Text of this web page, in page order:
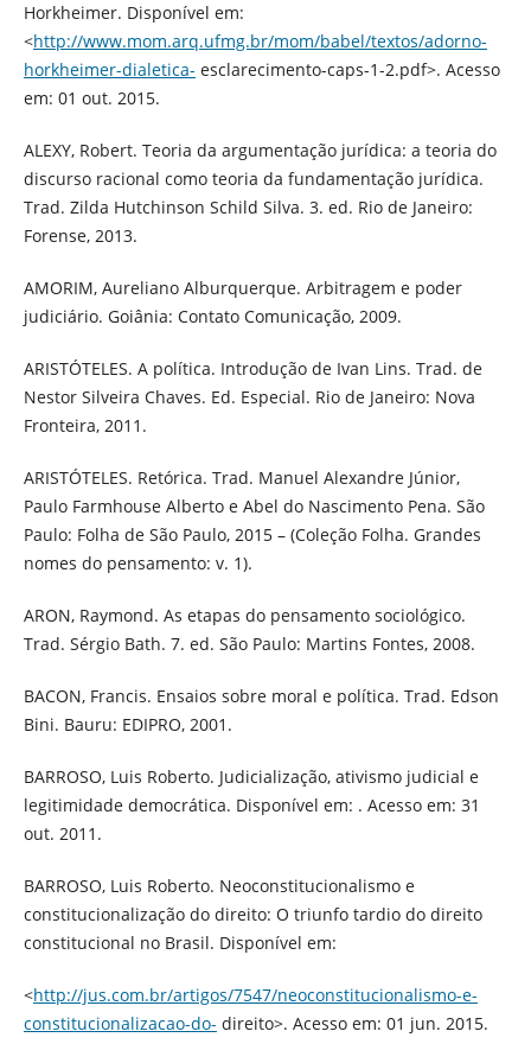
Horkheimer. Disponível em:
<http://www.mom.arq.ufmg.br/mom/babel/textos/adorno-
horkheimer-dialetica- esclarecimento-caps-1-2.pdf>. Acesso
em: 01 out. 2015.
ALEXY, Robert. Teoria da argumentação jurídica: a teoria do
discurso racional como teoria da fundamentação jurídica.
Trad. Zilda Hutchinson Schild Silva. 3. ed. Rio de Janeiro:
Forense, 2013.
AMORIM, Aureliano Alburquerque. Arbitragem e poder
judiciário. Goiânia: Contato Comunicação, 2009.
ARISTÓTELES. A política. Introdução de Ivan Lins. Trad. de
Nestor Silveira Chaves. Ed. Especial. Rio de Janeiro: Nova
Fronteira, 2011.
ARISTÓTELES. Retórica. Trad. Manuel Alexandre Júnior,
Paulo Farmhouse Alberto e Abel do Nascimento Pena. São
Paulo: Folha de São Paulo, 2015 – (Coleção Folha. Grandes
nomes do pensamento: v. 1).
ARON, Raymond. As etapas do pensamento sociológico.
Trad. Sérgio Bath. 7. ed. São Paulo: Martins Fontes, 2008.
BACON, Francis. Ensaios sobre moral e política. Trad. Edson
Bini. Bauru: EDIPRO, 2001.
BARROSO, Luis Roberto. Judicialização, ativismo judicial e
legitimidade democrática. Disponível em: . Acesso em: 31
out. 2011.
BARROSO, Luis Roberto. Neoconstitucionalismo e
constitucionalização do direito: O triunfo tardio do direito
constitucional no Brasil. Disponível em:
<http://jus.com.br/artigos/7547/neoconstitucionalismo-e-
constitucionalizacao-do- direito>. Acesso em: 01 jun. 2015.